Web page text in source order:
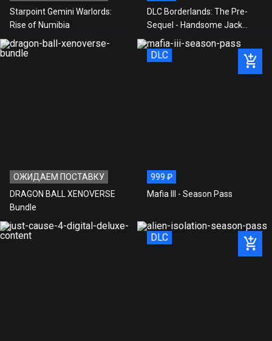
Starpoint Gemini Warlords:
Rise of Numibia
DLC Borderlands: The Pre-
Sequel - Handsome Jack
Doppleganger Pack
ОЖИДАЕМ ПОСТАВКУ
DRAGON BALL XENOVERSE
Bundle
DLC
999 ₽
Mafia III - Season Pass
DLC